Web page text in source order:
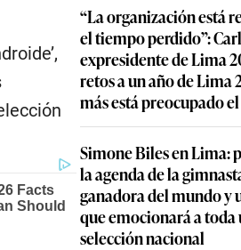
“La organización está
el tiempo perdido”:
expresidente de Lima
retos a un año de Lima
más está preocupado
Simone Biles en Lima:
la agenda de la
ganadora del mundo y
que emocionará a toda
selección nacional